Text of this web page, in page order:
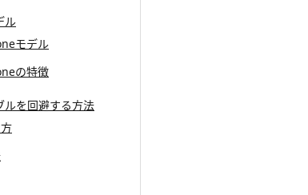
ル
モデル
の特徴
を回避する方法